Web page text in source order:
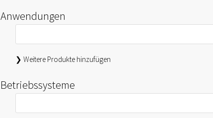
Anwendungen
❯ Weitere Produkte hinzufügen
Betriebssysteme